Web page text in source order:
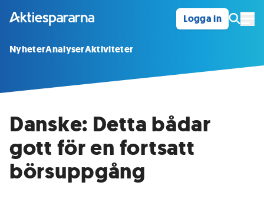
Logga in
NyheterAnalyserAktiviteter
Danske: Detta bådar
gott för en fortsatt
börsuppgång